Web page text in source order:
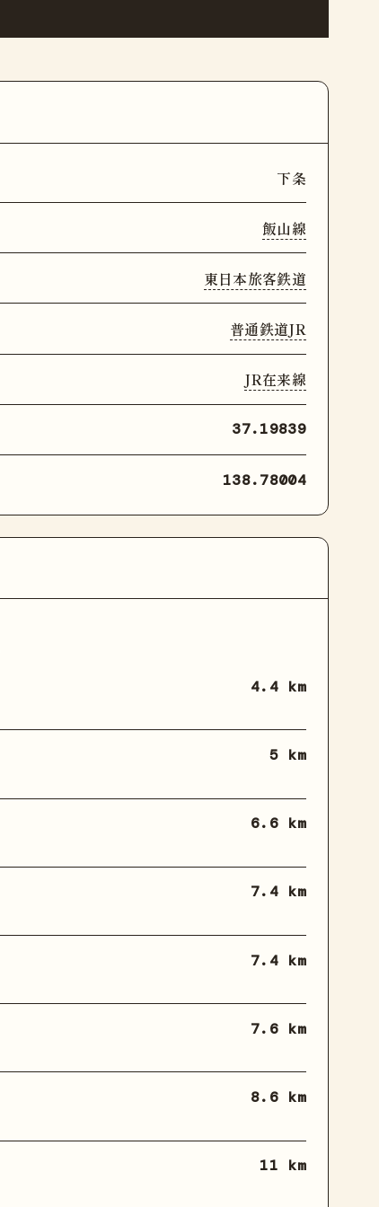
下条
飯山線
東日本旅客鉄道
普通鉄道JR
JR在来線
37.19839
138.78004
4.4 km
5 km
6.6 km
7.4 km
7.4 km
7.6 km
8.6 km
11 km